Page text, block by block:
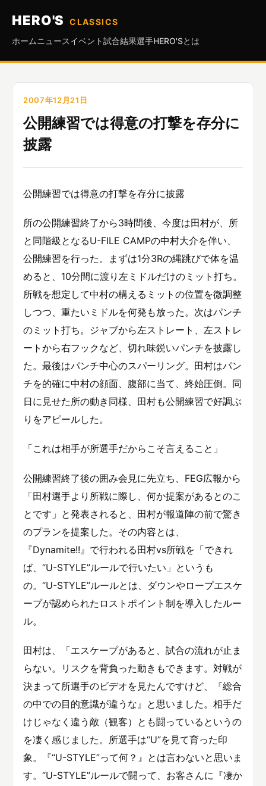
HERO'S
CLASSICS
ホーム ニュースイベント試合結果選手HERO'Sとは
2007年12月21日
公開練習では得意の打撃を存分に
披露
公開練習では得意の打撃を存分に披露
所の公開練習終了から3時間後、今度は田村が、所
と同階級となるU-FILE CAMPの中村大介を伴い、
公開練習を行った。まずは1分3Rの縄跳びで体を温
めると、10分間に渡り左ミドルだけのミット打ち。
所戦を想定して中村の構えるミットの位置を微調整
しつつ、重たいミドルを何発も放った。次はパンチ
のミット打ち。ジャブから左ストレート、左ストレ
ートから右フックなど、切れ味鋭いパンチを披露し
た。最後はパンチ中心のスパーリング。田村はパン
チを的確に中村の顔面、腹部に当て、終始圧倒。同
日に見せた所の動き同様、田村も公開練習で好調ぶ
りをアピールした。
「これは相手が所選手だからこそ言えること」
公開練習終了後の囲み会見に先立ち、FEG広報から
「田村選手より所戦に際し、何か提案があるとのこ
とです」と発表されると、田村が報道陣の前で驚き
のプランを提案した。その内容とは、
『Dynamite!!』で行われる田村vs所戦を「できれ
ば、“U-STYLE”ルールで行いたい」というも
の。“U-STYLE”ルールとは、ダウンやロープエスケ
ープが認められたロストポイント制を導入したルー
ル。
田村は、「エスケープがあると、試合の流れが止ま
らない。リスクを背負った動きもできます。対戦が
決まって所選手のビデオを見たんですけど、『総合
の中での目的意識が違うな』と思いました。相手だ
けじゃなく違う敵（観客）とも闘っているというの
を凄く感じました。所選手は“U”を見て育った印
象。『“U-STYLE”って何？』とは言わないと思いま
す。“U-STYLE”ルールで闘って、お客さんに『凄か